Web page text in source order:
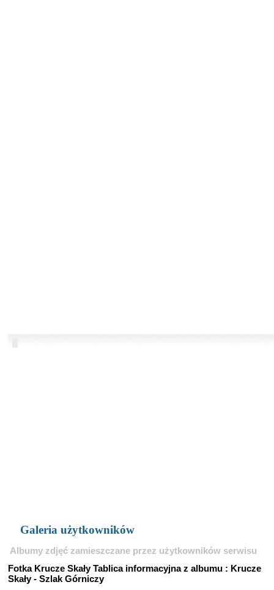
Galeria użytkowników
Albumy zdjęć zamieszczane przez użytkowników serwisu
Fotka Krucze Skały Tablica informacyjna z albumu : Krucze
Skały - Szlak Górniczy